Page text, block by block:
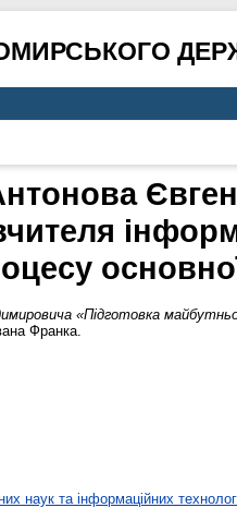
«Підготовка
Франка.
наук та інформаційних